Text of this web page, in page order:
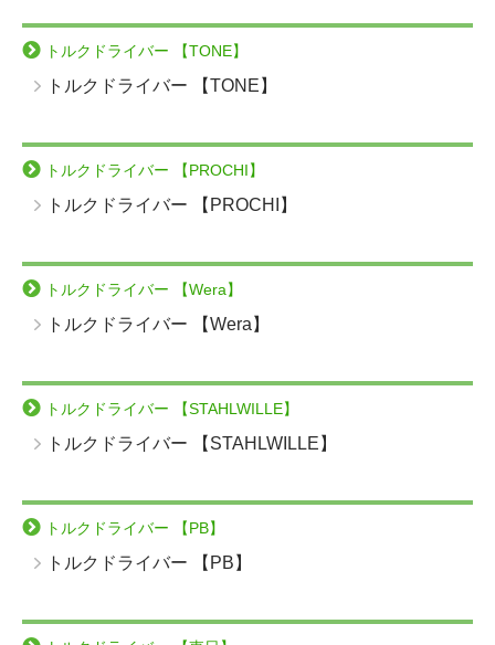
トルクドライバー 【TONE】
トルクドライバー 【TONE】
トルクドライバー 【PROCHI】
トルクドライバー 【PROCHI】
トルクドライバー 【Wera】
トルクドライバー 【Wera】
トルクドライバー 【STAHLWILLE】
トルクドライバー 【STAHLWILLE】
トルクドライバー 【PB】
トルクドライバー 【PB】